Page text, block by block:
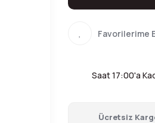
Saat 17:00'a
Ücretsiz